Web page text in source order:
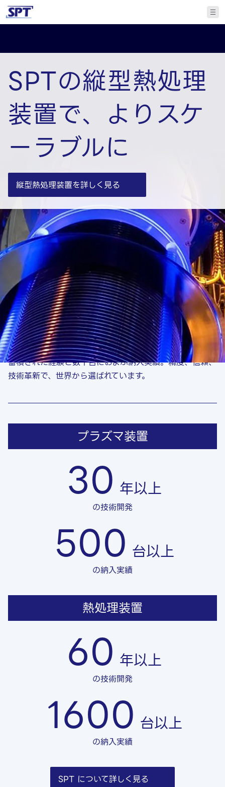
SPTの縦型熱処理
装置で、よりスケ
ーラブルに
縦型熱処理装置を詳しく見る
実証されたプロセス性能、世
界から選ばれるSPTのソリュ
ーション
蓄積された経験と数千台におよぶ納入実績。精度、信頼、
技術革新で、世界から選ばれています。
プラズマ装置
30 年以上
の技術開発
500 台以上
の納入実績
熱処理装置
60 年以上
の技術開発
1600 台以上
の納入実績
SPT について詳しく見る